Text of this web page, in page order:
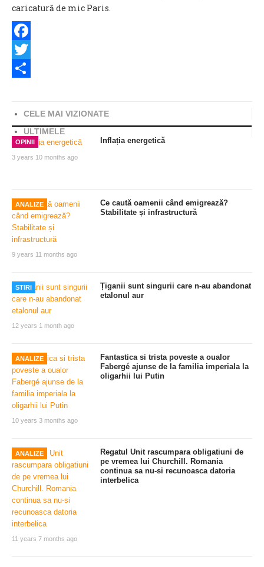
caricatură de mic Paris.
Facebook
Twitter
CELE MAI VIZIONATE
ULTIMELE
OPINII
3 years 10 months ago
Inflația energetică
ANALIZE
9 years 11 months ago
Ce caută oamenii când emigrează?
Stabilitate și infrastructură
STIRI
12 years 1 month ago
Țiganii sunt singurii care n-au abandonat
etalonul aur
ANALIZE
10 years 3 months ago
Fantastica si trista poveste a oualor
Fabergé ajunse de la familia imperiala la
oligarhii lui Putin
ANALIZE
11 years 7 months ago
Regatul Unit rascumpara obligatiuni de
pe vremea lui Churchill. Romania
continua sa nu-si recunoasca datoria
interbelica